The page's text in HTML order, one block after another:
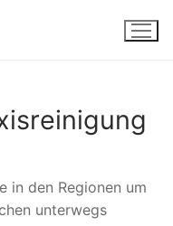
in den Regionen um
unterwegs